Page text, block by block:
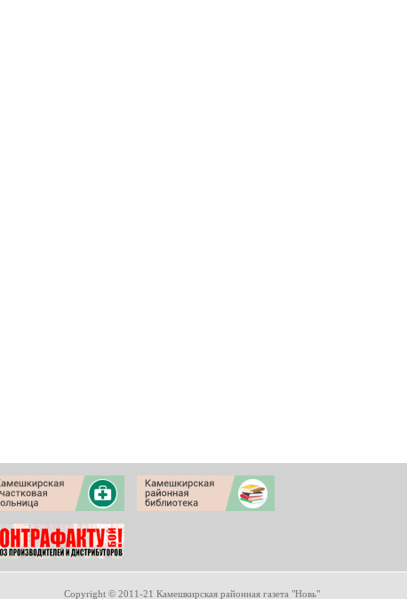
Copyright © 2011-21 Камешкирская районная газета "Новь"